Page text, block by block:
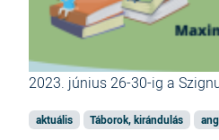
2023. június 26-30-ig a
aktuális Táborok, kirándulás